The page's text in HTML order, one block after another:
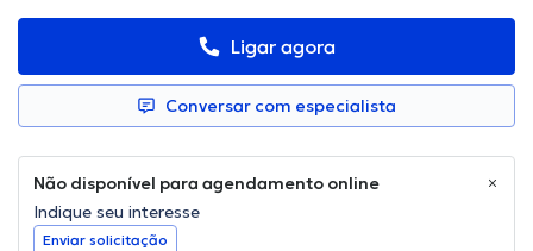
Ligar agora
Conversar com especialista
Não disponível para agendamento online
Indique seu interesse
Enviar solicitação